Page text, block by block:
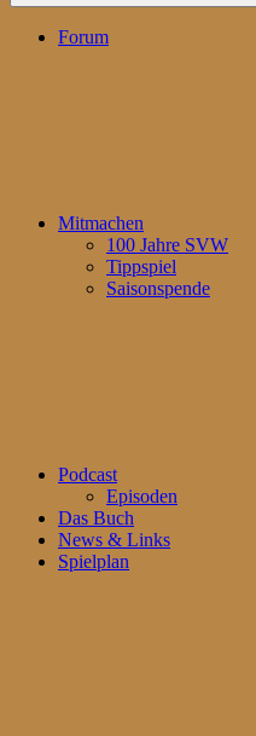
Forum
Mitmachen
100 Jahre SVW
Tippspiel
Saisonspende
Podcast
Episoden
Das Buch
News & Links
Spielplan